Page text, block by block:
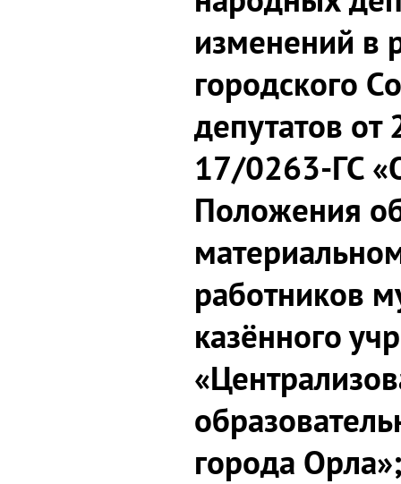
изменений в
городского
депутатов
17/0263-ГС
Положения
работников
казённого
города